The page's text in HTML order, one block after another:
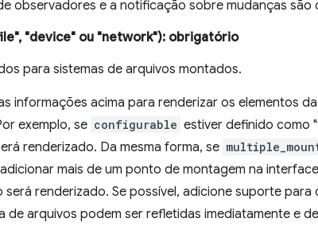
observadores e a notificação sobre mudanças são
"device" ou "network"): obrigatório
para sistemas de arquivos montados.
informações acima para renderizar os elementos
exemplo, se configurable estiver definido como
renderizado. Da mesma forma, se
mais de um ponto de montagem na
renderizado. Se possível, adicione suporte para
de arquivos podem ser refletidas imediatamente e